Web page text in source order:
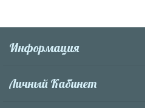
Информация
Личный Кабинет